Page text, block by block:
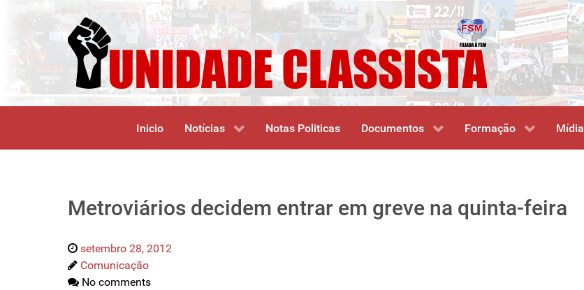
Inicio Notícias Notas Politicas Documentos Formação Mídia
Metroviários decidem entrar em greve na quinta-feira
setembro 28, 2012
Comunicação
No comments